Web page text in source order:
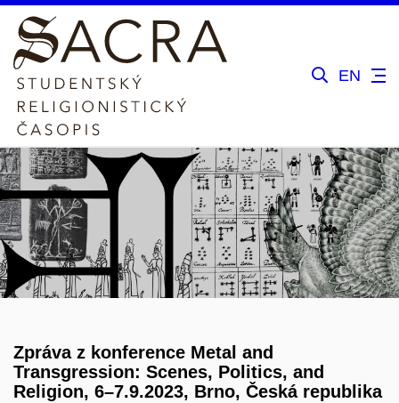
EN
Zpráva z konference Metal and
Transgression: Scenes, Politics, and
Religion, 6–7.9.2023, Brno, Česká republika